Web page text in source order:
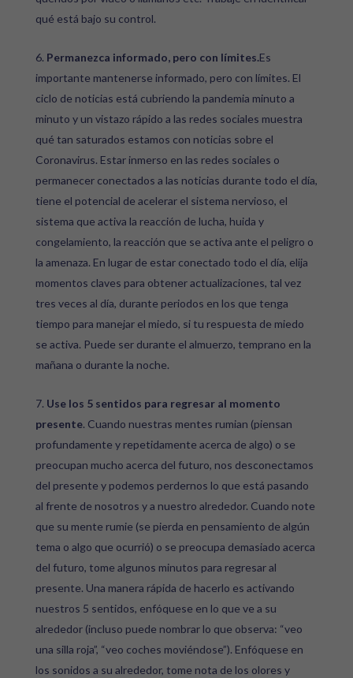
qué está bajo su control.
Permanezca informado, pero con límites.Es
importante mantenerse informado, pero con límites. El
ciclo de noticias está cubriendo la pandemia minuto a
minuto y un vistazo rápido a las redes sociales muestra
qué tan saturados estamos con noticias sobre el
Coronavirus. Estar inmerso en las redes sociales o
permanecer conectados a las noticias durante todo el día,
tiene el potencial de acelerar el sistema nervioso, el
sistema que activa la reacción de lucha, huida y
congelamiento, la reacción que se activa ante el peligro o
la amenaza. En lugar de estar conectado todo el día, elija
momentos claves para obtener actualizaciones, tal vez
tres veces al día, durante periodos en los que tenga
tiempo para manejar el miedo, si tu respuesta de miedo
se activa. Puede ser durante el almuerzo, temprano en la
mañana o durante la noche.
Use los 5 sentidos para regresar al momento
presente. Cuando nuestras mentes rumian (piensan
profundamente y repetidamente acerca de algo) o se
preocupan mucho acerca del futuro, nos desconectamos
del presente y podemos perdernos lo que está pasando
al frente de nosotros y a nuestro alrededor. Cuando note
que su mente rumie (se pierda en pensamiento de algún
tema o algo que ocurrió) o se preocupa demasiado acerca
del futuro, tome algunos minutos para regresar al
presente. Una manera rápida de hacerlo es activando
nuestros 5 sentidos, enfóquese en lo que ve a su
alrededor (incluso puede nombrar lo que observa: “veo
una silla roja”, “veo coches moviéndose”). Enfóquese en
los sonidos a su alrededor, tome nota de los olores y